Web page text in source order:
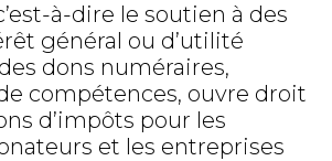
à-dire le soutien à des
général ou d’utilité
dons numéraires,
compétences, ouvre droit
d’impôts pour les
et les entreprises